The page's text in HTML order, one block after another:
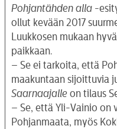
Pohjantähden alla -
ollut kevään 2017
Luukkosen mukaan
paikkaan.
– Se ei tarkoita, että
maakuntaan sijoittuvia
Saarnaajalle on tilaus
– Se, että Yli-Vainio on
Pohjanmaata, myös